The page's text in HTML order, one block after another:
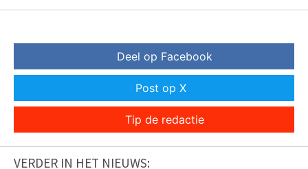
Deel op Facebook
Post op X
Tip de redactie
VERDER IN HET NIEUWS: